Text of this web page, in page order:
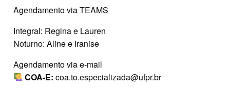
Agendamento via TEAMS
Integral: Regina e Lauren
Noturno: Aline e Iranise
Agendamento via e-mail
COA-E: coa.to.especializada@ufpr.br